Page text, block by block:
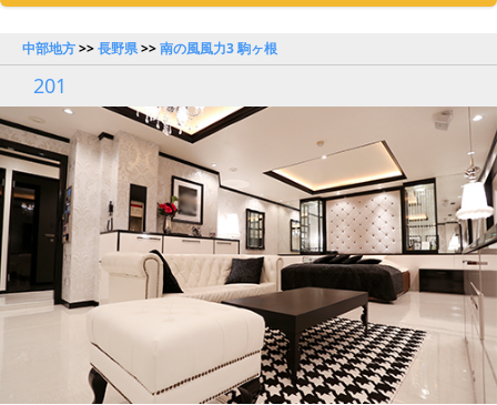
中部地方>>長野県>>南の風風力3 駒ヶ根
201